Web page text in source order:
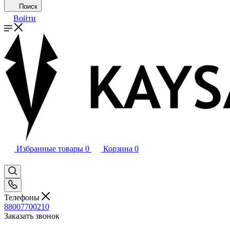
Поиск
Войти
Избранные товары 0 Корзина 0
Телефоны
88007700210
Заказать звонок